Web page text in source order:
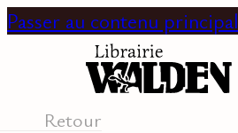
Passer au contenu principal
Retour